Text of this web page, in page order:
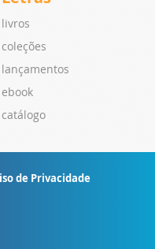
livros
coleções
lançamentos
ebook
catálogo
de Privacidade